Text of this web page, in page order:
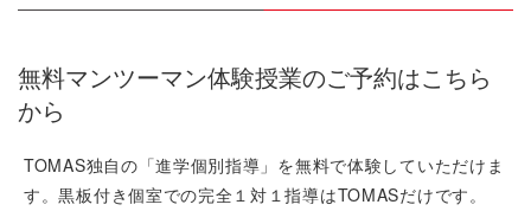
無料マンツーマン体験授業のご予約はこちら
から
TOMAS独自の「進学個別指導」を無料で体験していただけま
す。黒板付き個室での完全１対１指導はTOMASだけです。